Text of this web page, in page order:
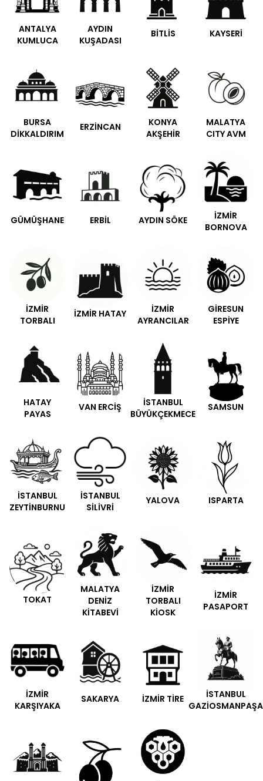
ANTALYA
KUMLUCA
AYDIN
KUŞADASI
BİTLİS KAYSERİ
BURSA
DİKKALDIRIM
ERZİNCAN
KONYA
AKŞEHİR
MALATYA
CITY AVM
GÜMÜŞHANE ERBİL AYDIN SÖKE
İZMİR
BORNOVA
İZMİR
TORBALI
İZMİR HATAY
İZMİR
AYRANCILAR
GİRESUN
ESPİYE
HATAY
PAYAS
VAN ERCİŞ
İSTANBUL
BÜYÜKÇEKMECE
SAMSUN
İSTANBUL
ZEYTİNBURNU
İSTANBUL
SİLİVRİ
YALOVA ISPARTA
TOKAT
MALATYA
DENİZ
KİTABEVİ
İZMİR
TORBALI
KİOSK
İZMİR
PASAPORT
İZMİR
KARŞIYAKA
SAKARYA İZMİR TİRE
İSTANBUL
GAZİOSMANPAŞA